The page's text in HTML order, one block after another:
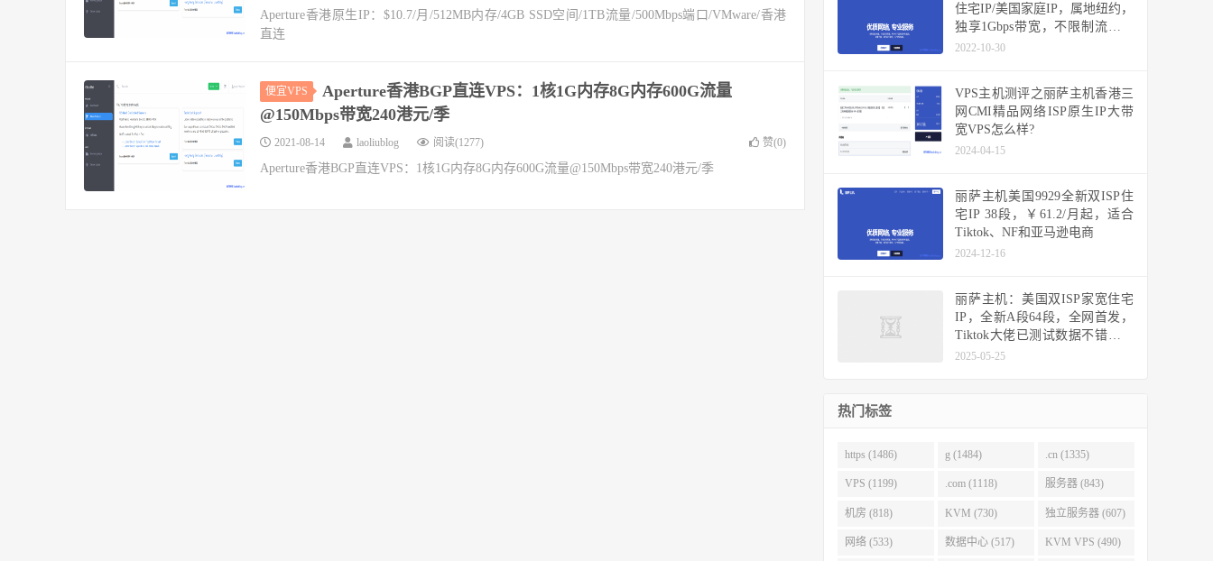
Aperture香港原生IP：$10.7/月/512MB内存/4GB SSD空间/1TB流量/500Mbps端口/VMware/香港
直连
便宜VPS
Aperture香港BGP直连VPS：1核1G内存8G内存600G流量
@150Mbps带宽240港元/季
2021-08-14 laoliublog 阅读(1277) 赞(0)
Aperture香港BGP直连VPS：1核1G内存8G内存600G流量@150Mbps带宽240港元/季
住宅IP/美国家庭IP，属地纽约，
独享1Gbps带宽，不限制流量随
便跑，解锁所有美区锁区业务
2022-10-30
VPS主机测评之丽萨主机香港三
网CMI精品网络ISP原生IP大带
宽VPS怎么样?
2024-04-15
丽萨主机美国9929全新双ISP住
宅IP 38段，￥61.2/月起，适合
Tiktok、NF和亚马逊电商
2024-12-16
丽萨主机：美国双ISP家宽住宅
IP，全新A段64段，全网首发，
Tiktok大佬已测试数据不错，可
以冲了！
2025-05-25
热门标签
https (1486) g (1484) .cn (1335)
VPS (1199) .com (1118) 服务器 (843)
机房 (818) KVM (730) 独立服务器 (607)
网络 (533) 数据中心 (517) KVM VPS (490)